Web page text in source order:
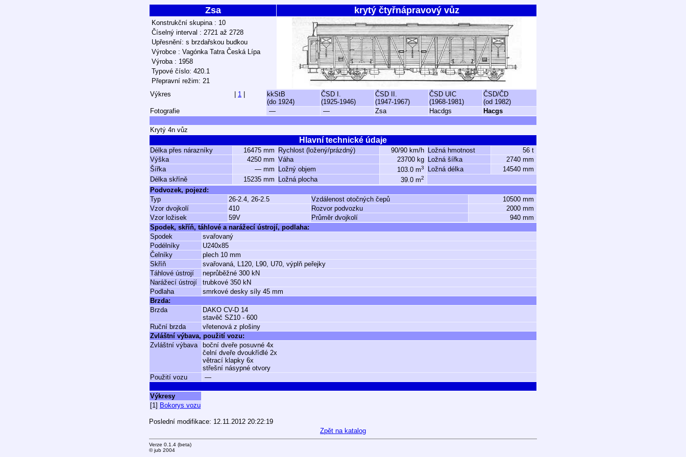
Zsa krytý čtyřnápravový vůz
Konstrukční skupina : 10
Číselný interval : 2721 až 2728
Upřesnění: s brzdařskou budkou
Výrobce : Vagónka Tatra Česká Lípa
Výroba : 1958
Typové číslo: 420.1
Přepravní režim: 21
Výkres
1
kkStB
(do 1924)
ČSD I.
(1925-1946)
ČSD II.
(1947-1967)
ČSD UIC
(1968-1981)
ČSD/ČD
(od 1982)
Fotografie
— — Zsa Hacdgs Hacgs
Krytý 4n vůz
Hlavní technické údaje
Délka přes nárazníky 16475 mm Rychlost (ložený/prázdný) 90/90 km/h Ložná hmotnost
56 t
Výška
4250 mm Váha 23700 kg Ložná šířka
2740 mm
Šířka
— mm Ložný objem 103.0 m3 Ložná délka
14540 mm
Délka skříně
15235 mm Ložná plocha 39.0 m2
Podvozek, pojezd:
Typ
26-2.4, 26-2.5 Vzdálenost otočných čepů
10500 mm
Vzor dvojkolí
410 Rozvor podvozku
2000 mm
Vzor ložisek
59V Průměr dvojkolí
940 mm
Spodek, skříň, táhlové a narážecí ústrojí, podlaha:
Spodek
svařovaný
Podélníky
U240x85
Čelníky
plech 10 mm
Skříň
svařovaná, L120, L90, U70, výplň peřejky
Táhlové ústrojí
neprůběžné 300 kN
Narážecí ústrojí
trubkové 350 kN
Podlaha
smrkové desky síly 45 mm
Brzda:
Brzda
DAKO CV-D 14
stavěč SZ10 - 600
Ruční brzda
vřetenová z plošiny
Zvláštní výbava, použití vozu:
Zvláštní výbava
boční dveře posuvné 4x
čelní dveře dvoukřídlé 2x
větrací klapky 6x
střešní násypné otvory
Použití vozu
—
Výkresy
[1] Bokorys vozu
Poslední modifikace: 12.11.2012 20:22:19
Zpět na katalog
Verze 0.1.4 (beta)
© jub 2004